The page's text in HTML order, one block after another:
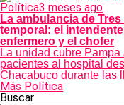
Política3 meses ago
La ambulancia de
temporal: el
enfermero y el chofer
La unidad cubre
pacientes al hospital
Chacabuco durante las
Más Política
Buscar